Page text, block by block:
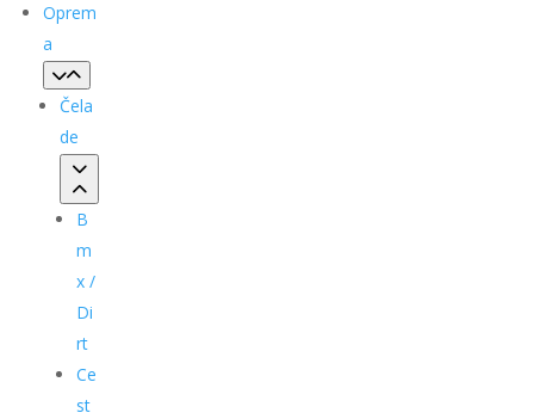
Oprem
a
Čela
de
B
m
x /
Di
rt
Ce
st